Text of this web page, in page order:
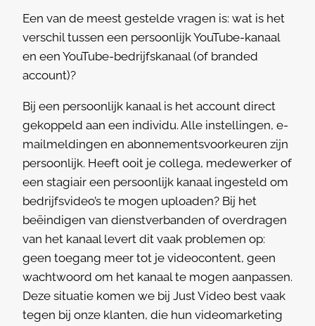
Een van de meest gestelde vragen is: wat is het
verschil tussen een persoonlijk YouTube-kanaal
en een YouTube-bedrijfskanaal (of branded
account)?
Bij een persoonlijk kanaal is het account direct
gekoppeld aan een individu. Alle instellingen, e-
mailmeldingen en abonnementsvoorkeuren zijn
persoonlijk. Heeft ooit je collega, medewerker of
een stagiair een persoonlijk kanaal ingesteld om
bedrijfsvideo’s te mogen uploaden? Bij het
beëindigen van dienstverbanden of overdragen
van het kanaal levert dit vaak problemen op:
geen toegang meer tot je videocontent, geen
wachtwoord om het kanaal te mogen aanpassen.
Deze situatie komen we bij Just Video best vaak
tegen bij onze klanten, die hun videomarketing